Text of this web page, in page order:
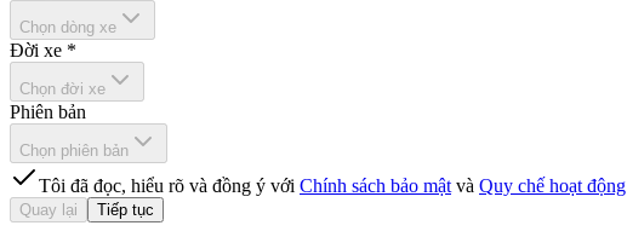
Chọn dòng xe
Đời xe *
Chọn đời xe
Phiên bản
Chọn phiên bản
Tôi đã đọc, hiểu rõ và đồng ý với Chính sách bảo mật và Quy chế hoạt động
Quay lại Tiếp tục